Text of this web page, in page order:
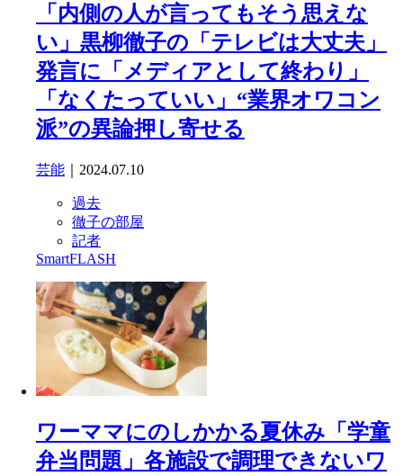
「内側の人が言ってもそう思えな
い」黒柳徹子の「テレビは大丈夫」
発言に「メディアとして終わり」
「なくたっていい」“業界オワコン
派”の異論押し寄せる
芸能 ｜2024.07.10
過去
徹子の部屋
記者
SmartFLASH
ワーママにのしかかる夏休み「学童
弁当問題」各施設で調理できないワ